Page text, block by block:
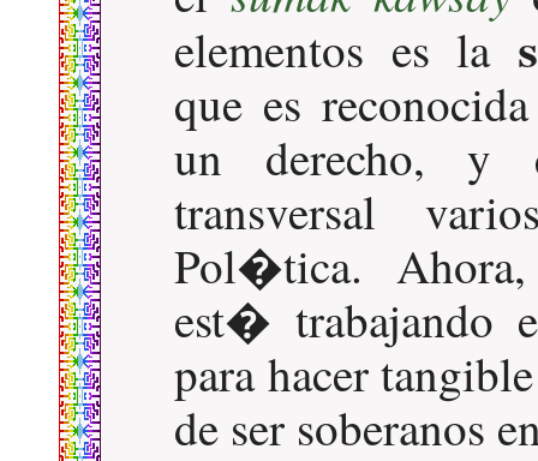
elementos es la
que es
un derecho, y
transversal
Pol�tica.
est� trabajando
para hacer
de ser soberanos